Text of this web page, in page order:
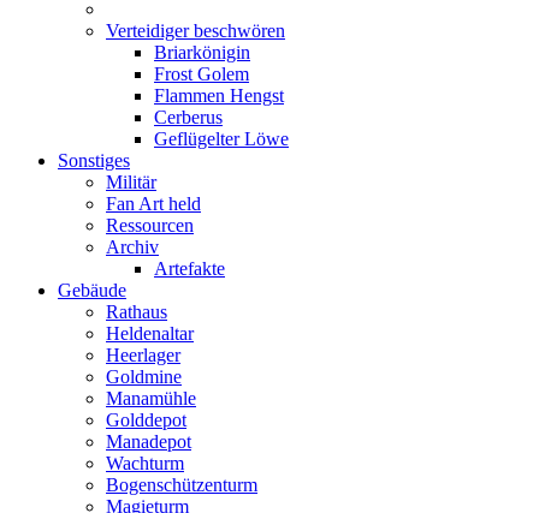
Verteidiger beschwören
Briarkönigin
Frost Golem
Flammen Hengst
Cerberus
Geflügelter Löwe
Sonstiges
Militär
Fan Art held
Ressourcen
Archiv
Artefakte
Gebäude
Rathaus
Heldenaltar
Heerlager
Goldmine
Manamühle
Golddepot
Manadepot
Wachturm
Bogenschützenturm
Magieturm